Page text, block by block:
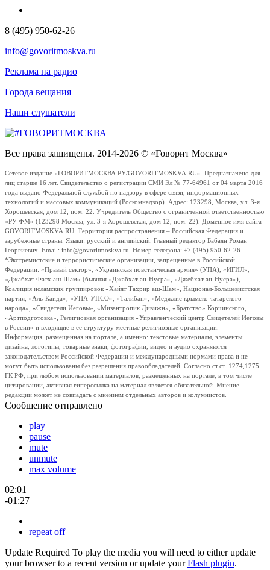
8 (495) 950-62-26
info@govoritmoskva.ru
Реклама на радио
Города вещания
Наши слушатели
Все права защищены. 2014-2026 © «Говорит Москва»
Сетевое издание «ГОВОРИТМОСКВА.РУ/GOVORITMOSKVA.RU». Предназначено для
лиц старше 16 лет. Свидетельство о регистрации СМИ Эл № 77-64961 от 04 марта 2016
года выдано Федеральной службой по надзору в сфере связи, информационных
технологий и массовых коммуникаций (Роскомнадзор). Адрес: 123298, Москва, ул. 3-я
Хорошевская, дом 12, пом. 22. Учредитель Общество с ограниченной ответственностью
«РУ ФМ» (123298 Москва, ул. 3-я Хорошевская, дом 12, пом. 22). Доменное имя сайта
GOVORITMOSKVA.RU. Территория распространения – Российская Федерация и
зарубежные страны. Языки: русский и английский. Главный редактор Бабаян Роман
Георгиевич. Email: info@govoritmoskva.ru. Номер телефона: +7 (495) 950-62-26
*Экстремистские и террористические организации, запрещенные в Российской
Федерации: «Правый сектор», «Украинская повстанческая армия» (УПА), «ИГИЛ»,
«Джабхат Фатх аш-Шам» (бывшая «Джабхат ан-Нусра», «Джебхат ан-Нусра»),
Коалиция исламских группировок «Хайят Тахрир аш-Шам», Национал-Большевистская
партия, «Аль-Каида», «УНА-УНСО», «Талибан», «Меджлис крымско-татарского
народа», «Свидетели Иеговы», «Мизантропик Дивижн», «Братство» Корчинского,
«Артподготовка», Религиозная организация «Управленческий центр Свидетелей Иеговы
в России» и входящие в ее структуру местные религиозные организации.
Информация, размещенная на портале, а именно: текстовые материалы, элементы
дизайна, логотипы, товарные знаки, фотографии, видео и аудио охраняются
законодательством Российской Федерации и международными нормами права и не
могут быть использованы без разрешения правообладателей. Согласно ст.ст. 1274,1275
ГК РФ, при любом использовании материалов, размещенных на портале, в том числе
цитировании, активная гиперссылка на материал является обязательной. Мнение
редакции может не совпадать с мнением отдельных авторов и колумнистов.
Сообщение отправлено
play
pause
mute
unmute
max volume
02:01
-01:27
repeat off
Update Required To play the media you will need to either update
your browser to a recent version or update yourFlash plugin.